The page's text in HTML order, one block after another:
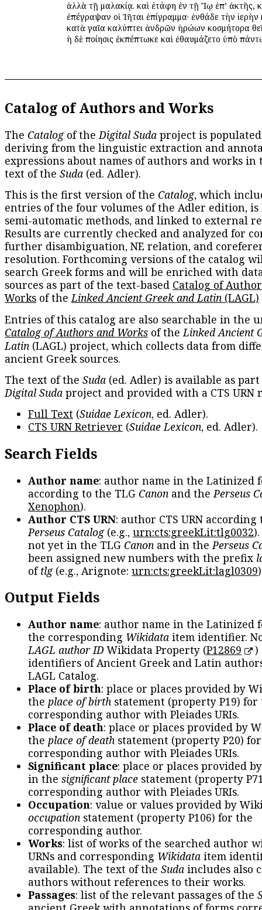
ἀλλὰ τῇ μαλακίᾳ. καὶ ἐτάφη ἐν τῇ Ἴῳ ἐπ’ ἀκτῆς,
ἐπέγραψαν οἱ Ἰῆται ἐπίγραμμα· ἐνθάδε τὴν
κατὰ γαῖα καλύπτει ἀνδρῶν ἡρώων κοσμήτορα
ἡ δὲ ποίησις ἐκπέπτωκε καὶ ἐθαυμάζετο ὑπὸ
Catalog of Authors and Works
The Catalogof theDigital Suda project is
deriving from the linguistic extraction and
expressions about names of authors and works in
text of the Suda (ed. Adler).
This is the first version of the Catalog, which
entries of the four volumes of the Adler edition, is
semi-automatic methods, and linked to external
Results are currently checked and analyzed for
further disambiguation, NE relation, and
resolution. Forthcoming versions of the catalog
search Greek forms and will be enriched with
sources as part of the text-based Catalog of
Works of theLinked Ancient Greek and Latin (LAGL)
Entries of this catalog are also searchable in the
Catalog of Authors and Works of theLinked Ancient
Latin (LAGL) project, which collects data from
ancient Greek sources.
The text of the Suda (ed. Adler) is available as
Digital Suda project and provided with a CTS URN
Full Text (Suidae Lexicon, ed. Adler).
CTS URN Retriever (Suidae Lexicon, ed. Adler).
Search Fields
Author name: author name in the Latinized
according to the TLG Canon and thePerseus
Xenophon).
Author CTS URN: author CTS URN according
Perseus Catalog(e.g., urn:cts:greekLit:tlg0032
not yet in the TLG Canon and in thePerseus
been assigned new numbers with the prefix
oftlg(e.g., Arignote: urn:cts:greekLit:lagl0309
Output Fields
Author name: author name in the Latinized
the corresponding Wikidata item identifier.
LAGL author IDWikidata Property (P12869
)
identifiers of Ancient Greek and Latin
LAGL Catalog.
Place of birth: place or places provided by
the place of birth statement (property P19) for
corresponding author with Pleiades URIs.
Place of death: place or places provided by
the place of death statement (property P20)
corresponding author with Pleiades URIs.
Significant place: place or places provided
in the significant place statement (property
corresponding author with Pleiades URIs.
Occupation: value or values provided by
occupation statement (property P106) for the
corresponding author.
Works: list of works of the searched author
URNs and corresponding Wikidata item
available). The text of the Suda includes also
authors without references to their works.
Passages: list of the relevant passages of the